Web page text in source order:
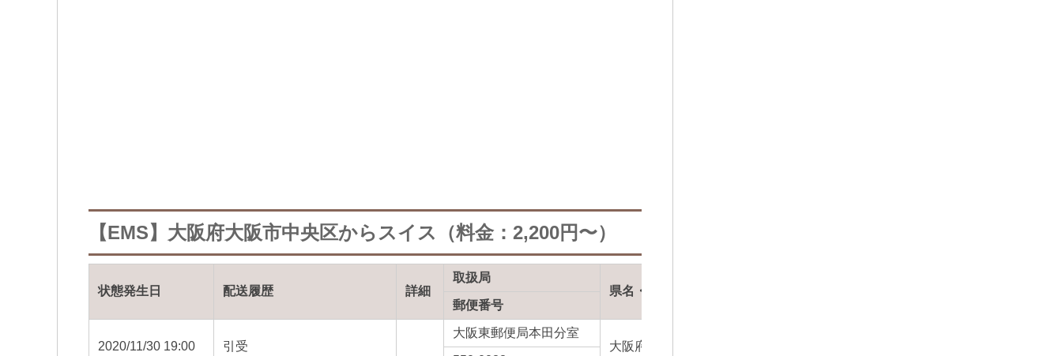
【EMS】大阪府大阪市中央区からスイス（料金：2,200円〜）
状態発生日 配送履歴 詳細
取扱局
県名・国名
郵便番号
2020/11/30 19:00 引受
大阪東郵便局本田分室
大阪府